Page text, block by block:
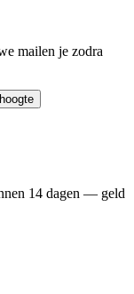
mailen je zodra
14 dagen — geld